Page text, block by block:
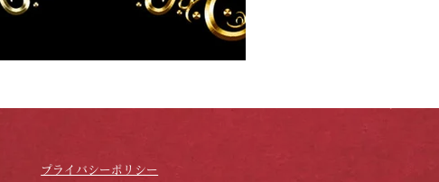
プライバシーポリシー